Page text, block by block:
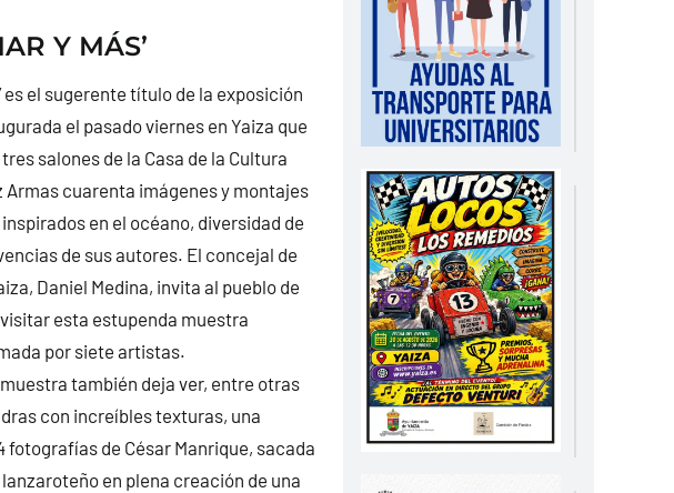
Y MÁS’
es el sugerente título de la exposición
el pasado viernes en Yaiza que
salones de la Casa de la Cultura
Armas cuarenta imágenes y montajes
en el océano, diversidad de
de sus autores. El concejal de
Daniel Medina, invita al pueblo de
esta estupenda muestra
por siete artistas.
también deja ver, entre otras
con increíbles texturas, una
de César Manrique, sacada
en plena creación de una